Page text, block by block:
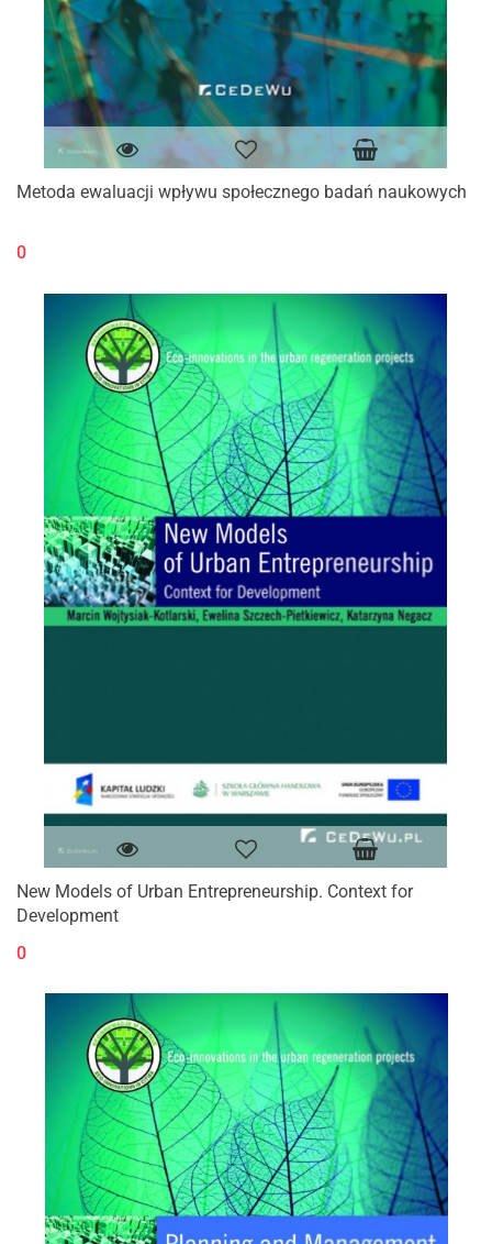
Metoda ewaluacji wpływu społecznego badań naukowych
0
New Models of Urban Entrepreneurship. Context for
Development
0